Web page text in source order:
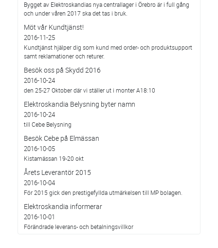
Bygget av Elektroskandias nya centrallager i Örebro är i full gång
och under våren 2017 ska det tas i bruk.
Möt vår Kundtjänst!
2016-11-25
Kundtjänst hjälper dig som kund med order- och produktsupport
samt reklamationer och returer.
Besök oss på Skydd 2016
2016-10-24
den 25-27 Oktober där vi ställer ut i monter A18:10
Elektroskandia Belysning byter namn
2016-10-24
till Cebe Belysning
Besök Cebe på Elmässan
2016-10-05
Kistamässan 19-20 okt
Årets Leverantör 2015
2016-10-04
För 2015 gick den prestigefyllda utmärkelsen till MP bolagen.
Elektroskandia informerar
2016-10-01
Förändrade leverans- och betalningsvillkor